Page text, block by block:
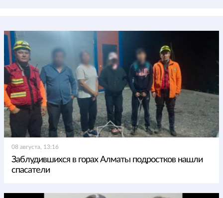
08 августа, 13:16
Заблудившихся в горах Алматы подростков нашли
спасатели